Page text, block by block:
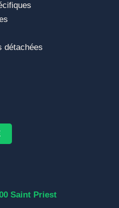
détachées
Saint Priest